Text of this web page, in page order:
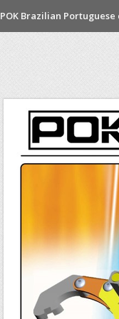
POK Brazilian